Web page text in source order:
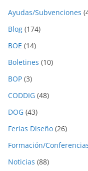
Ayudas/Subvenciones
Blog (174)
BOE (14)
Boletines (10)
BOP (3)
CODDIG (48)
DOG (43)
Ferias Diseño (26)
Formación/
Noticias (88)